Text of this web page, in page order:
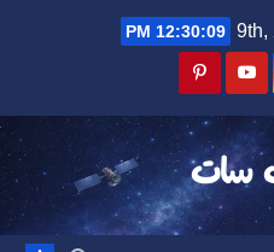
12:30:09 PM
سات